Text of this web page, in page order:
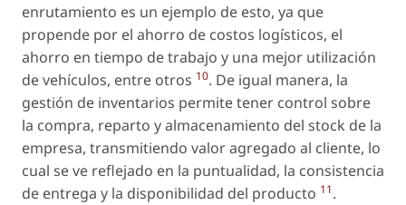
enrutamiento es un ejemplo de esto, ya que
propende por el ahorro de costos logísticos, el
ahorro en tiempo de trabajo y una mejor utilización
de vehículos, entre otros 10. De igual manera, la
gestión de inventarios permite tener control sobre
la compra, reparto y almacenamiento del stock de la
empresa, transmitiendo valor agregado al cliente, lo
cual se ve reflejado en la puntualidad, la consistencia
de entrega y la disponibilidad del producto 11.